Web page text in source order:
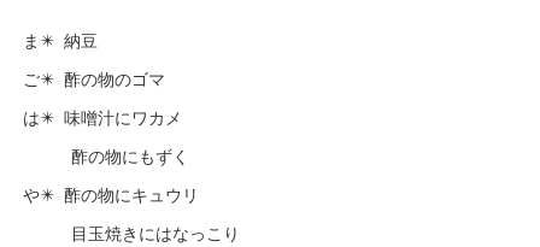
ま✴️ 納豆
ご✴️ 酢の物のゴマ
は✴️ 味噌汁にワカメ
酢の物にもずく
や✴️ 酢の物にキュウリ
目玉焼きにはなっこり